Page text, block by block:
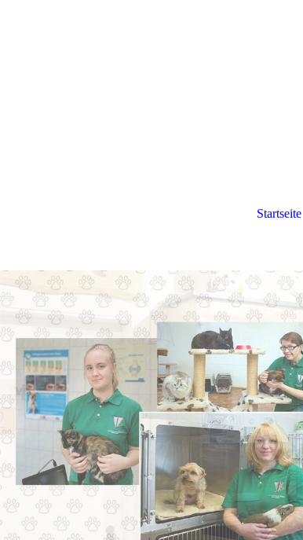
Startseite